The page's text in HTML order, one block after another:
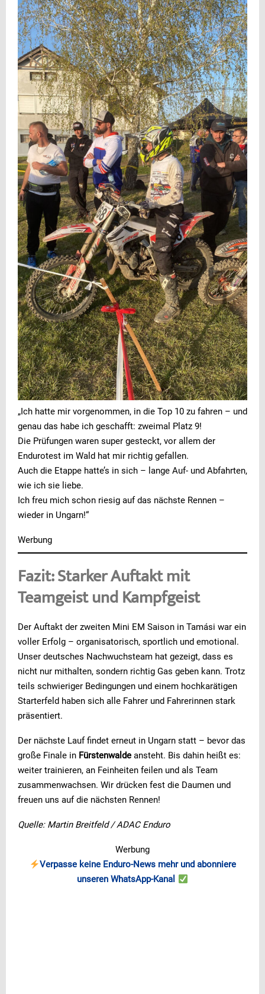
„Ich hatte mir vorgenommen, in die Top 10 zu fahren – und
genau das habe ich geschafft: zweimal Platz 9!
Die Prüfungen waren super gesteckt, vor allem der
Endurotest im Wald hat mir richtig gefallen.
Auch die Etappe hatte’s in sich – lange Auf- und Abfahrten,
wie ich sie liebe.
Ich freu mich schon riesig auf das nächste Rennen –
wieder in Ungarn!“
Werbung
Fazit: Starker Auftakt mit
Teamgeist und Kampfgeist
Der Auftakt der zweiten Mini EM Saison in Tamási war ein
voller Erfolg – organisatorisch, sportlich und emotional.
Unser deutsches Nachwuchsteam hat gezeigt, dass es
nicht nur mithalten, sondern richtig Gas geben kann. Trotz
teils schwieriger Bedingungen und einem hochkarätigen
Starterfeld haben sich alle Fahrer und Fahrerinnen stark
präsentiert.
Der nächste Lauf findet erneut in Ungarn statt – bevor das
große Finale in Fürstenwalde ansteht. Bis dahin heißt es:
weiter trainieren, an Feinheiten feilen und als Team
zusammenwachsen. Wir drücken fest die Daumen und
freuen uns auf die nächsten Rennen!
Quelle: Martin Breitfeld / ADAC Enduro
Werbung
Verpasse keine Enduro-News mehr und abonniere
unseren WhatsApp-Kanal